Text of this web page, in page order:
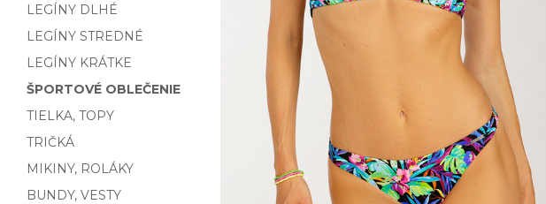
LEGÍNY DLHÉ
LEGÍNY STREDNÉ
LEGÍNY KRÁTKE
ŠPORTOVÉ OBLEČENIE
TIELKA, TOPY
TRIČKÁ
MIKINY, ROLÁKY
BUNDY, VESTY